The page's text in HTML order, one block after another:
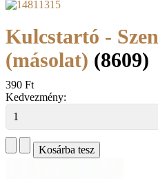
Kulcstartó -
(másolat) (8609)
390 Ft
Kedvezmény: